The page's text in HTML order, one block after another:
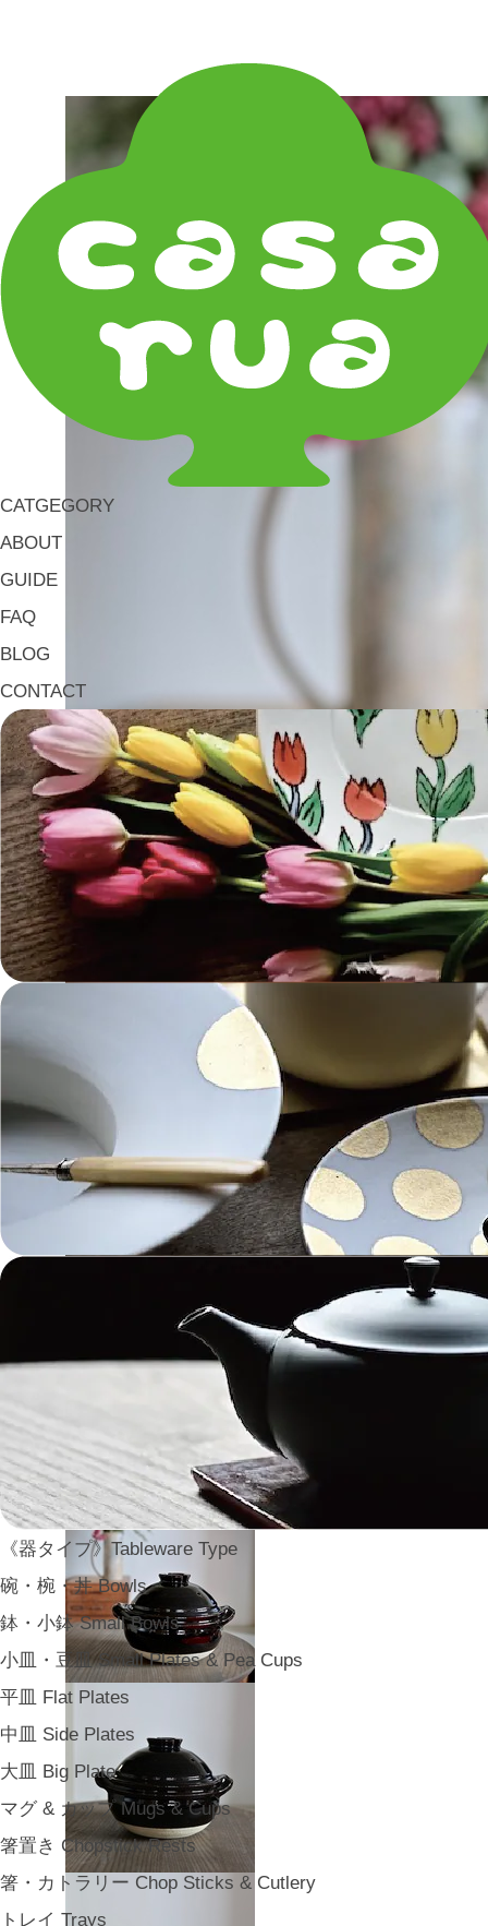
CATGEGORY
ABOUT
GUIDE
FAQ
BLOG
CONTACT
《器タイプ》Tableware Type
碗・椀・丼 Bowls
鉢・小鉢 Small Bowls
小皿・豆皿 Small Plates & Pea Cups
平皿 Flat Plates
中皿 Side Plates
大皿 Big Plate
マグ & カップ Mugs & Cups
箸置き Chopstick Rests
箸・カトラリー Chop Sticks & Cutlery
トレイ Trays